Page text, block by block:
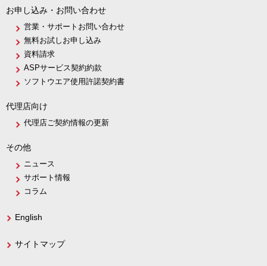
お申し込み・お問い合わせ
営業・サポートお問い合わせ
無料お試しお申し込み
資料請求
ASPサービス契約約款
ソフトウエア使用許諾契約書
代理店向け
代理店ご契約情報の更新
その他
ニュース
サポート情報
コラム
English
サイトマップ